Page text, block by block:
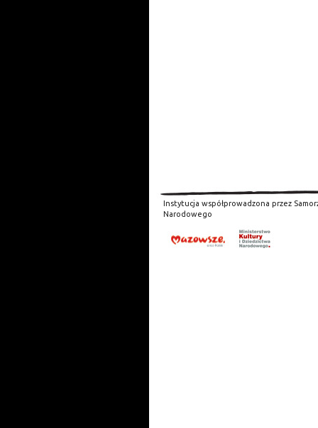
Instytucja współprowadzona przez
Narodowego